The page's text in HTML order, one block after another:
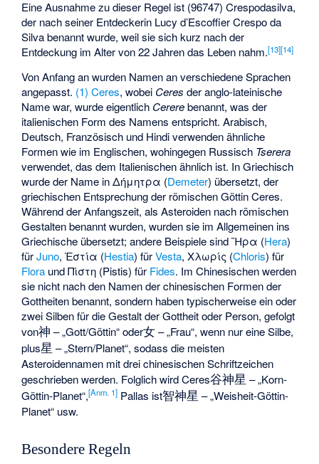
Eine Ausnahme zu dieser Regel ist (96747) Crespodasilva,
der nach seiner Entdeckerin Lucy d’Escoffier Crespo da
Silvabenannt wurde, weil sie sich kurz nach der
Entdeckung im Alter von 22 Jahren das Leben nahm.[13][14]
Von Anfang an wurden Namen an verschiedene Sprachen
angepasst. (1) Ceres, wobei Ceres der anglo-lateinische
Name war, wurde eigentlich Cererebenannt, was der
italienischen Form des Namens entspricht. Arabisch,
Deutsch, Französisch und Hindi verwenden ähnliche
Formen wie im Englischen, wohingegen Russisch Tserera
verwendet, das dem Italienischen ähnlich ist. In Griechisch
wurde der Name in Δήμητρα (Demeter) übersetzt, der
griechischen Entsprechung der römischen Göttin Ceres.
Während der Anfangszeit, als Asteroiden nach römischen
Gestalten benannt wurden, wurden sie im Allgemeinen ins
Griechische übersetzt; andere Beispiele sind Ἥρα (Hera)
fürJuno, Ἑστία (Hestia) fürVesta, Χλωρίς (Chloris) für
Flora und Πίστη (Pistis) für Fides. Im Chinesischen werden
sie nicht nach den Namen der chinesischen Formen der
Gottheiten benannt, sondern haben typischerweise ein oder
zwei Silben für die Gestalt der Gottheit oder Person, gefolgt
von神 – „Gott/Göttin“ oder女– „Frau“, wenn nur eine Silbe,
plus星 – „Stern/Planet“, sodass die meisten
Asteroidennamen mit drei chinesischen Schriftzeichen
geschrieben werden. Folglich wird Ceres谷神星 – „Korn-
Göttin-Planet“,[Anm. 1] Pallas ist智神星 – „Weisheit-Göttin-
Planet“ usw.
Besondere Regeln